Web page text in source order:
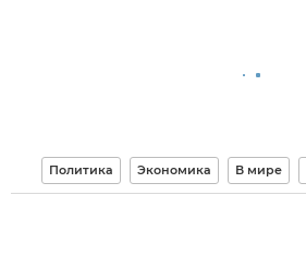
Политика Экономика В мире